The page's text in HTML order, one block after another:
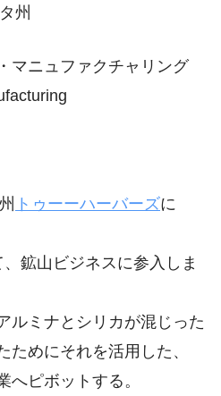
州
マニュファクチャリング
トゥーーハーバーズに
鉱山ビジネスに参入しま
ルミナとシリカが混じった
めにそれを活用した、
へピボットする。